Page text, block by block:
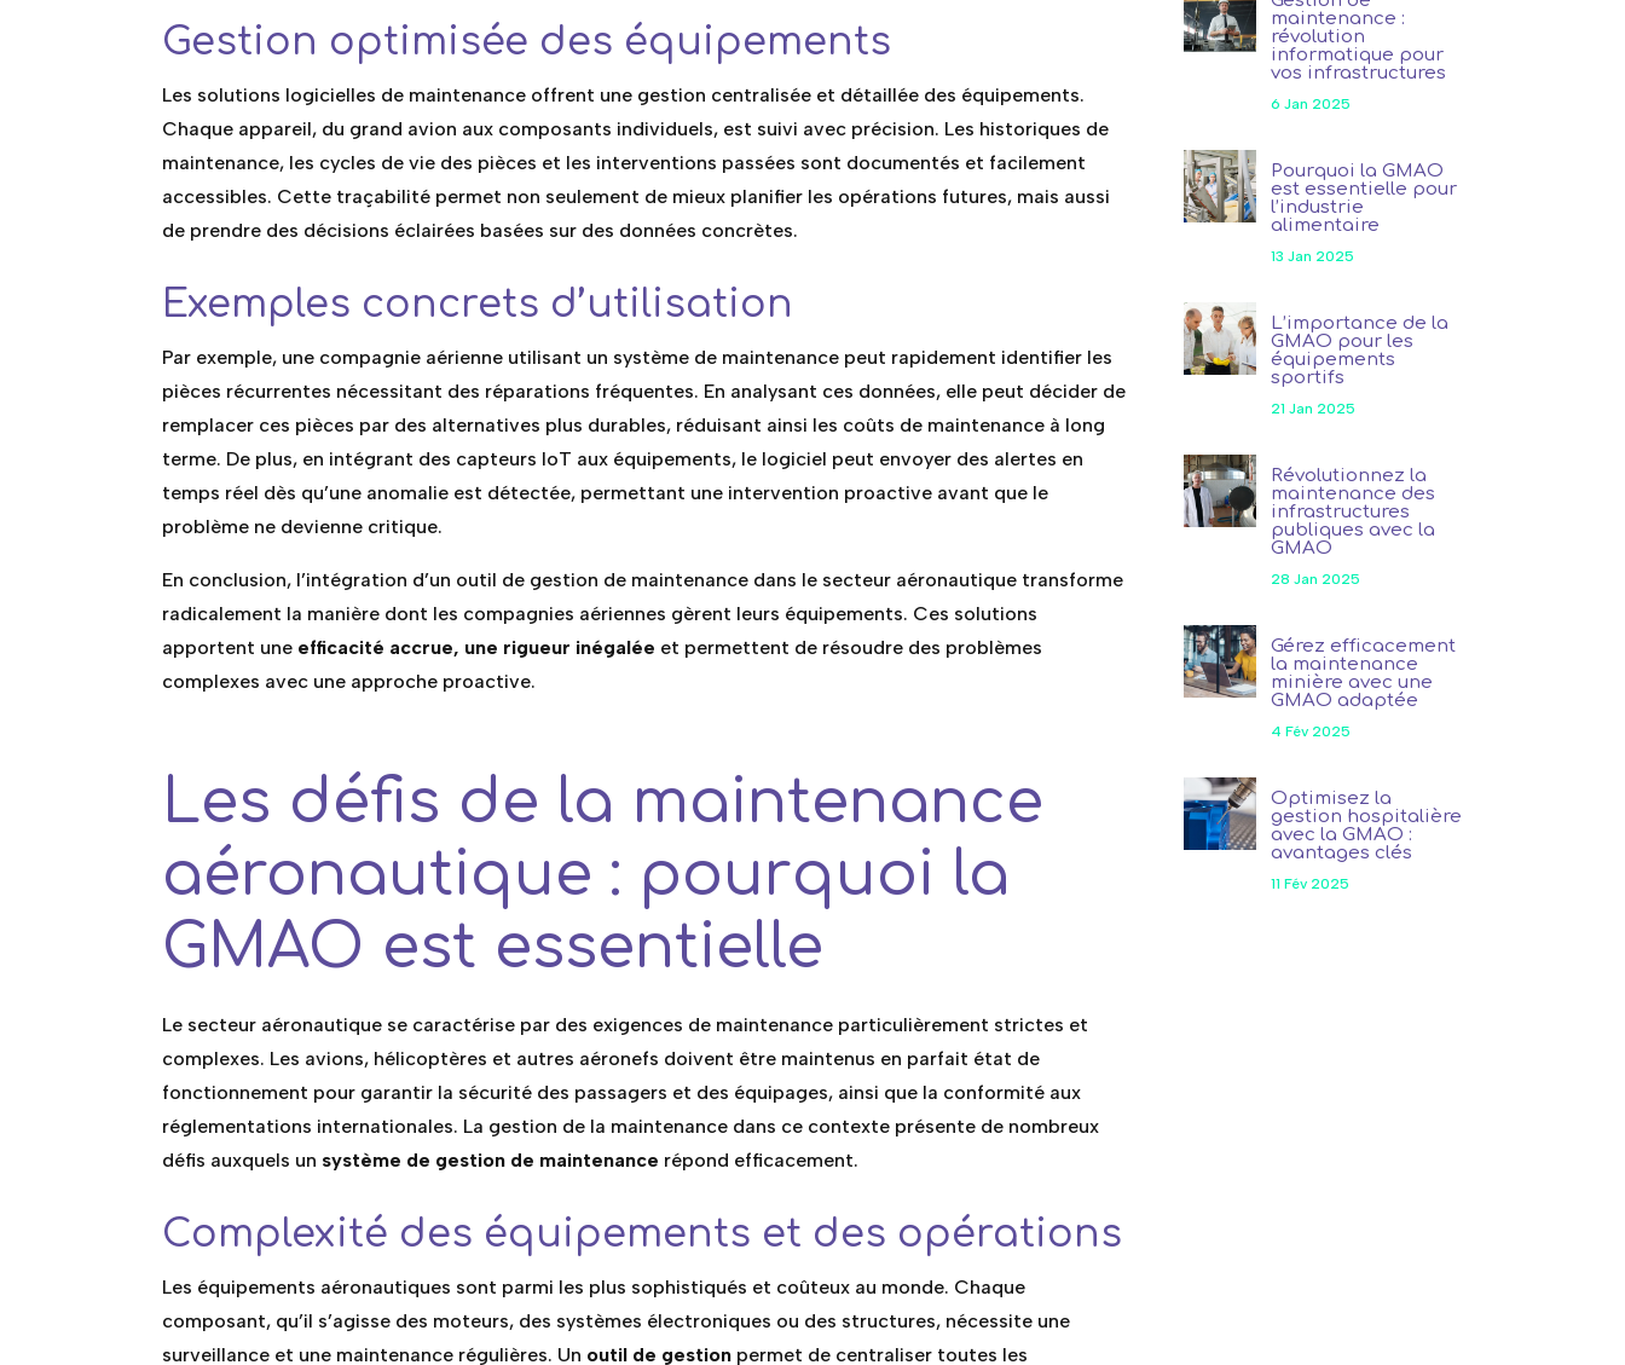
Gestion optimisée des équipements
Les solutions logicielles de maintenance offrent une gestion centralisée et détaillée des équipements.
Chaque appareil, du grand avion aux composants individuels, est suivi avec précision. Les historiques de
maintenance, les cycles de vie des pièces et les interventions passées sont documentés et facilement
accessibles. Cette traçabilité permet non seulement de mieux planifier les opérations futures, mais aussi
de prendre des décisions éclairées basées sur des données concrètes.
Exemples concrets d’utilisation
Par exemple, une compagnie aérienne utilisant un système de maintenance peut rapidement identifier les
pièces récurrentes nécessitant des réparations fréquentes. En analysant ces données, elle peut décider de
remplacer ces pièces par des alternatives plus durables, réduisant ainsi les coûts de maintenance à long
terme. De plus, en intégrant des capteurs IoT aux équipements, le logiciel peut envoyer des alertes en
temps réel dès qu’une anomalie est détectée, permettant une intervention proactive avant que le
problème ne devienne critique.
En conclusion, l’intégration d’un outil de gestion de maintenance dans le secteur aéronautique transforme
radicalement la manière dont les compagnies aériennes gèrent leurs équipements. Ces solutions
apportent une efficacité accrue, une rigueur inégalée et permettent de résoudre des problèmes
complexes avec une approche proactive.
Les défis de la maintenance
aéronautique : pourquoi la
GMAO est essentielle
Le secteur aéronautique se caractérise par des exigences de maintenance particulièrement strictes et
complexes. Les avions, hélicoptères et autres aéronefs doivent être maintenus en parfait état de
fonctionnement pour garantir la sécurité des passagers et des équipages, ainsi que la conformité aux
réglementations internationales. La gestion de la maintenance dans ce contexte présente de nombreux
défis auxquels un système de gestion de maintenance répond efficacement.
Complexité des équipements et des opérations
Les équipements aéronautiques sont parmi les plus sophistiqués et coûteux au monde. Chaque
composant, qu’il s’agisse des moteurs, des systèmes électroniques ou des structures, nécessite une
surveillance et une maintenance régulières. Un outil de gestion permet de centraliser toutes les
maintenance :
révolution
informatique pour
vos infrastructures
6 Jan 2025
Pourquoi la GMAO
est essentielle pour
l’industrie
alimentaire
13 Jan 2025
L’importance de la
GMAO pour les
équipements
sportifs
21 Jan 2025
Révolutionnez la
maintenance des
infrastructures
publiques avec la
GMAO
28 Jan 2025
Gérez efficacement
la maintenance
minière avec une
GMAO adaptée
4 Fév 2025
Optimisez la
gestion hospitalière
avec la GMAO :
avantages clés
11 Fév 2025